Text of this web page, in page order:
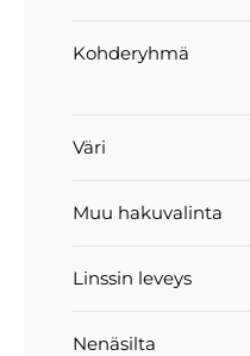
Kohderyhmä
Väri
Muu hakuvalinta
Linssin leveys
Nenäsilta